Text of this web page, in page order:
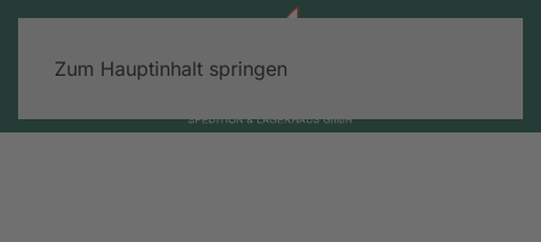
Zum Hauptinhalt springen